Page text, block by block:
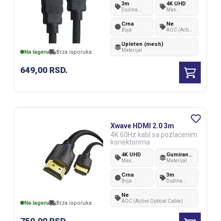
Na lageru Brza isporuka
649,00 RSD.
3m
Dužina
4K UHD
Max
Crna
Boja
Ne
AOC (Active
Upleten (mesh)
Materijal
Na lageru Brza isporuka
Xwave HDMI 2.0 3m
4K 60Hz kabl sa pozlacenim
konektorima
4K UHD
Max
Gumirana plastika
Materijal
Crna
Boja
3m
Dužina
Ne
AOC (Active Optical Cable)